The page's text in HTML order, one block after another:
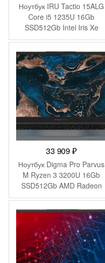
Ноутбук IRU Tactio 15ALG
Core i5 1235U 16Gb
SSD512Gb Intel Iris Xe
graphics 15.6″ IPS FHD
Pro 64 black WiFi BT Cam
4500mAh (2019269)
33 909₽
Ноутбук Digma Pro Parvus
M Ryzen 3 3200U 16Gb
SSD512Gb AMD Radeon
Graphics 15.6″ IPS FHD
(1920×1080) Windows 11
Pro dk.grey WiFi BT Cam
4500mAh (DN15R3-
ADXW02)